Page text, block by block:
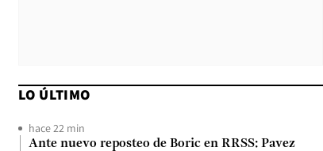
LO ÚLTIMO
hace 22 min
Ante nuevo reposteo de Boric en RRSS: Pavez